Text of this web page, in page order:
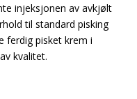
injeksjonen av avkjølt
til standard pisking
ferdig pisket krem i
kvalitet.